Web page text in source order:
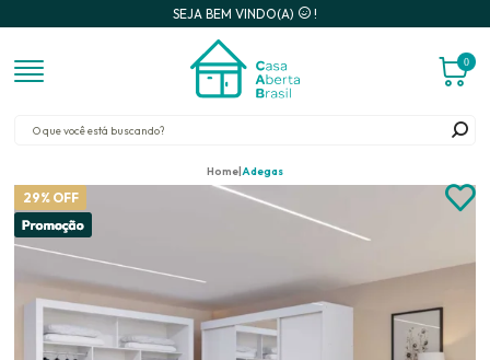
SEJA BEM VINDO(A) !
0
Home Adegas
29% OFF